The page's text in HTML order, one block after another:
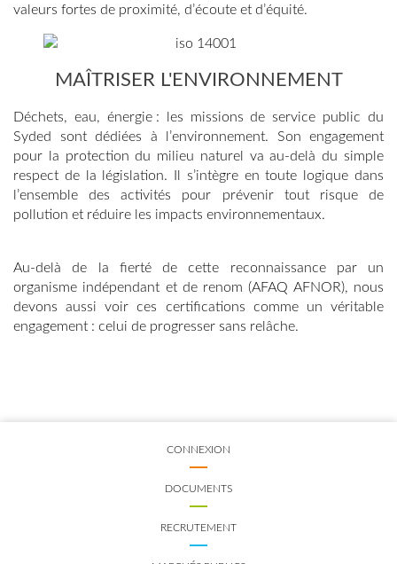
valeurs fortes de proximité, d’écoute et d’équité.
MAÎTRISER L'ENVIRONNEMENT
Déchets, eau, énergie : les missions de service public du
Syded sont dédiées à l’environnement. Son engagement
pour la protection du milieu naturel va au-delà du simple
respect de la législation. Il s’intègre en toute logique dans
l’ensemble des activités pour prévenir tout risque de
pollution et réduire les impacts environnementaux.
Au-delà de la fierté de cette reconnaissance par un
organisme indépendant et de renom (AFAQ AFNOR), nous
devons aussi voir ces certifications comme un véritable
engagement : celui de progresser sans relâche.
CONNEXION
DOCUMENTS
RECRUTEMENT